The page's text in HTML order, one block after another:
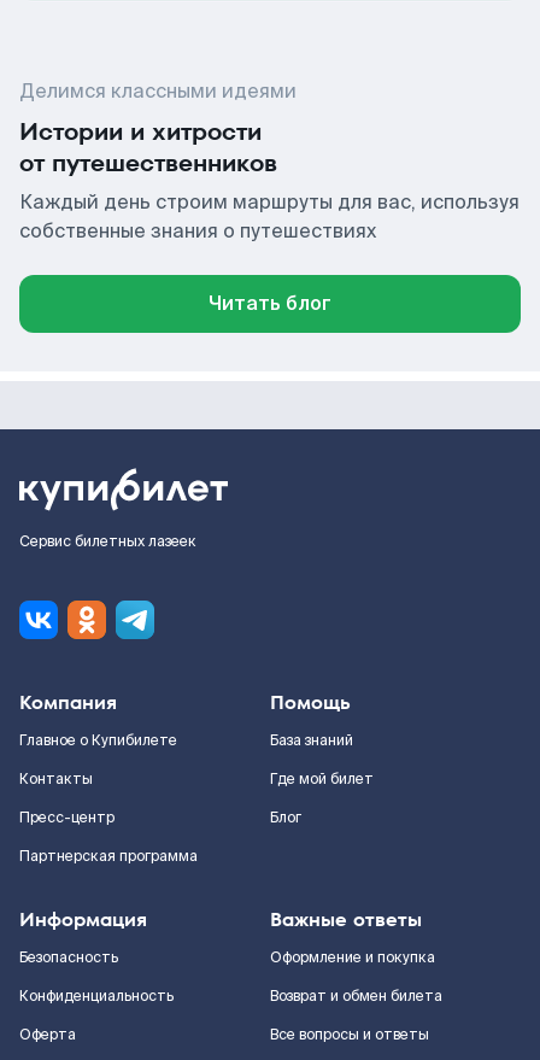
Делимся классными идеями
Истории и хитрости
от путешественников
Каждый день строим маршруты для вас, используя
собственные знания о путешествиях
Читать блог
Сервис билетных лазеек
Компания
Главное о Купибилете
Контакты
Пресс-центр
Партнерская программа
Помощь
База знаний
Где мой билет
Блог
Информация
Безопасность
Конфиденциальность
Оферта
Важные ответы
Оформление и покупка
Возврат и обмен билета
Все вопросы и ответы